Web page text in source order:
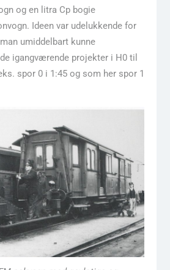
og en litra Cp bogie
Ideen var udelukkende for
umiddelbart kunne
igangværende projekter i H0 til
spor 0 i 1:45 og som her spor 1